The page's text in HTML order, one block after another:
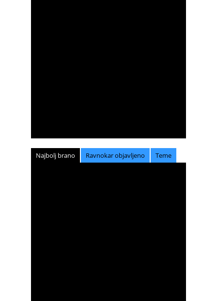
Najbolj brano Ravnokar objavljeno Teme